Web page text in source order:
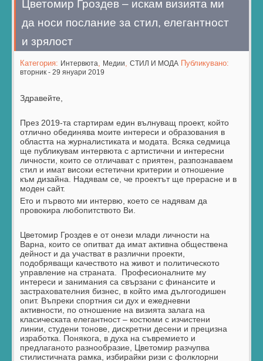
Цветомир Гроздев – искам визията ми
да носи послание за стил, елегантност
и зрялост
Категория: Интервюта Медии ,СТИЛ И МОДА Публикувано:
вторник - 29 януари 2019
Здравейте,
През 2019-та стартирам един вълнуващ проект, който
отлично обединява моите интереси и образования в
областта на журналистиката и модата. Всяка седмица
ще публикувам интервюта с артистични и интересни
личности, които се отличават с приятен, разпознаваем
стил и имат високи естетични критерии и отношение
към дизайна. Надявам се, че проектът ще прерасне и в
моден сайт.
Ето и първото ми интервю, което се надявам да
провокира любопитството Ви.
Цветомир Гроздев е от онези млади личности на
Варна, които се опитват да имат активна обществена
дейност и да участват в различни проекти,
подобряващи качеството на живот и политическото
управление на страната. Професионалните му
интереси и занимания са свързани с финансите и
застрахователния бизнес, в който има дългогодишен
опит. Въпреки спортния си дух и ежедневни
активности, по отношение на визията залага на
класическата елегантност – костюми с изчистени
линии, студени тонове, дискретни десени и прецизна
изработка. Понякога, в духа на съвремието и
предлаганото разнообразие, Цветомир разчупва
стилистичната рамка, избирайки ризи с фолклорни